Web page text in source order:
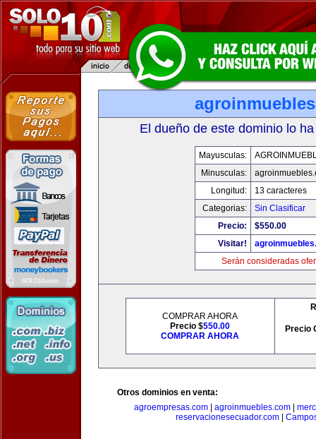
El dueño de este dominio lo
Mayusculas:
Minusculas:
Longitud:
13 caracteres
Categorias:
Sin Clasificar
Precio:
$550.00
Visitar!
Serán consideradas
COMPRAR AHORA
Precio $550.00
COMPRAR AHORA
Precio
Otros dominios en venta:
agroempresas.com| agroinmuebles.com|
reservacionesecuador.com